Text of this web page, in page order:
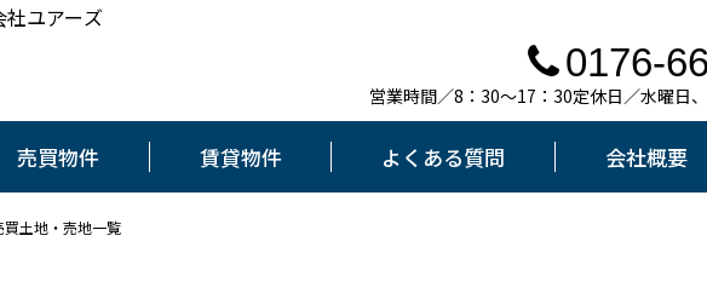
ユアーズ
0176-
営業時間／8：30～17：30定休日／水曜日
売買物件 賃貸物件 よくある質問 会社概要
土地・売地一覧